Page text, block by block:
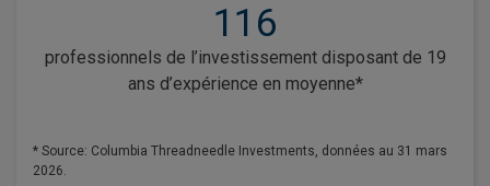
116
professionnels de l’investissement disposant de 19
ans d’expérience en moyenne*
* Source: Columbia Threadneedle Investments, données au 31 mars
2026.